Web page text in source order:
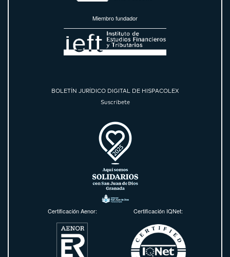
Miembro fundador
BOLETÍN JURÍDICO DIGITAL DE HISPACOLEX
Suscríbete
Certificación Aenor: Certificación IQNet: